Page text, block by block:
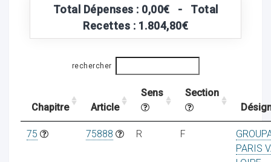
Total Dépenses : 0,00€ - Total
Recettes : 1.804,80€
rechercher
Chapitre Article
Sens
Section
75 75888 R F
PARIS